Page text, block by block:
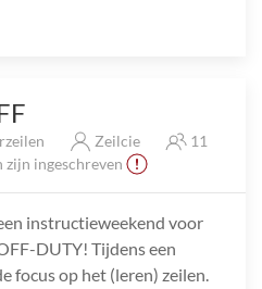
Zeilcie
11
zijn ingeschreven
instructieweekend voor
DUTY! Tijdens een
focus op het (leren) zeilen.